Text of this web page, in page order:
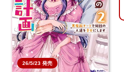
26/5/23 発売